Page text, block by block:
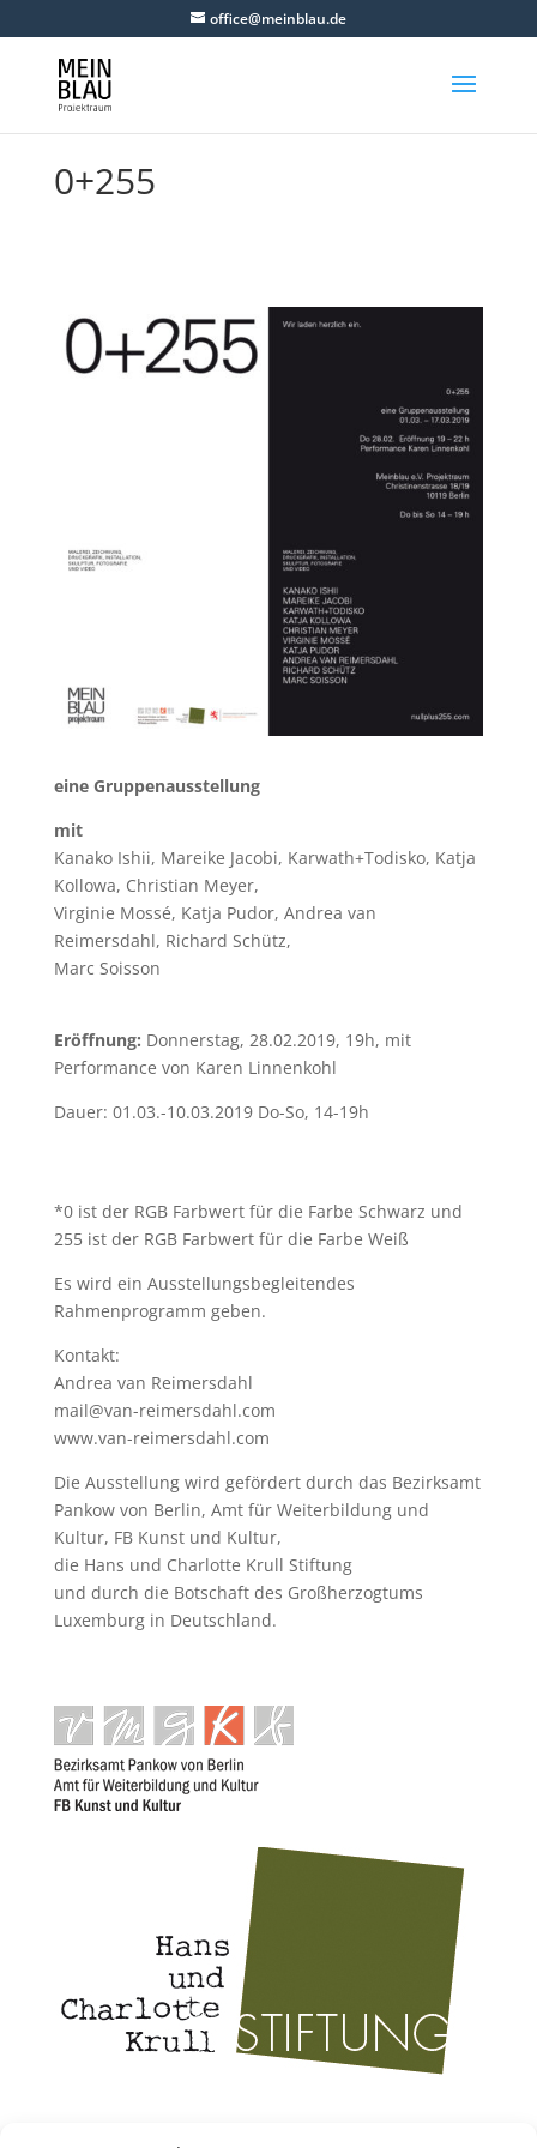
office@meinblau.de
0+255
eine Gruppenausstellung
mit
Kanako Ishii, Mareike Jacobi, Karwath+Todisko, Katja
Kollowa, Christian Meyer,
Virginie Mossé, Katja Pudor, Andrea van
Reimersdahl, Richard Schütz,
Marc Soisson
Eröffnung: Donnerstag, 28.02.2019, 19h, mit
Performance von Karen Linnenkohl
Dauer: 01.03.-10.03.2019 Do-So, 14-19h
*0 ist der RGB Farbwert für die Farbe Schwarz und
255 ist der RGB Farbwert für die Farbe Weiß
Es wird ein Ausstellungsbegleitendes
Rahmenprogramm geben.
Kontakt:
Andrea van Reimersdahl
mail@van-reimersdahl.com
www.van-reimersdahl.com
Die Ausstellung wird gefördert durch das Bezirksamt
Pankow von Berlin, Amt für Weiterbildung und
Kultur, FB Kunst und Kultur,
die Hans und Charlotte Krull Stiftung
und durch die Botschaft des Großherzogtums
Luxemburg in Deutschland.